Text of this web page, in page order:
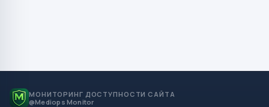
МОНИТОРИНГ ДОСТУПНОСТИ САЙТА
@Mediops Monitor